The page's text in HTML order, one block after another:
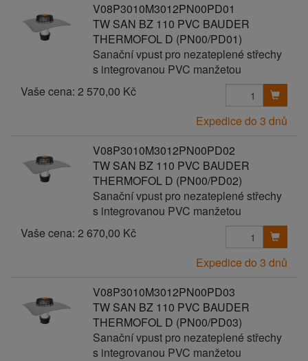
V08P3010M3012PN00PD01
TW SAN BZ 110 PVC BAUDER
THERMOFOL D (PN00/PD01)
Sanační vpust pro nezateplené střechy
s integrovanou PVC manžetou
Vaše cena: 2 570,00 Kč
Expedice do 3 dnů
V08P3010M3012PN00PD02
TW SAN BZ 110 PVC BAUDER
THERMOFOL D (PN00/PD02)
Sanační vpust pro nezateplené střechy
s integrovanou PVC manžetou
Vaše cena: 2 670,00 Kč
Expedice do 3 dnů
V08P3010M3012PN00PD03
TW SAN BZ 110 PVC BAUDER
THERMOFOL D (PN00/PD03)
Sanační vpust pro nezateplené střechy
s integrovanou PVC manžetou